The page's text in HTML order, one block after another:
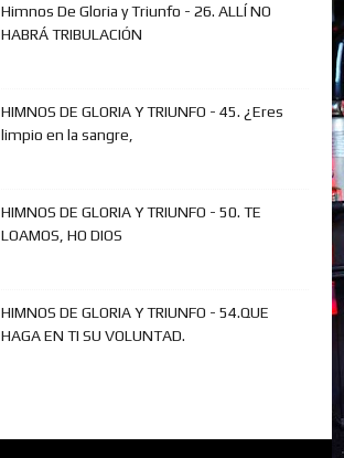
Himnos De Gloria y Triunfo - 26. ALLÍ NO
HABRÁ TRIBULACIÓN
HIMNOS DE GLORIA Y TRIUNFO - 45. ¿Eres
limpio en la sangre,
HIMNOS DE GLORIA Y TRIUNFO - 50. TE
LOAMOS, HO DIOS
HIMNOS DE GLORIA Y TRIUNFO - 54.QUE
HAGA EN TI SU VOLUNTAD.